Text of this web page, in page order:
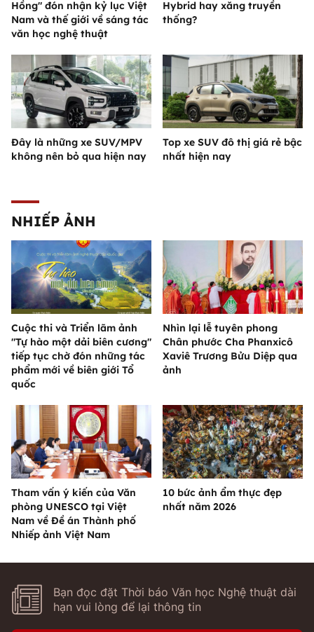
Hồng" đón nhận kỷ lục Việt
Nam và thế giới về sáng tác
văn học nghệ thuật
Hybrid hay xăng truyền
thống?
Đây là những xe SUV/MPV
không nên bỏ qua hiện nay
Top xe SUV đô thị giá rẻ bậc
nhất hiện nay
NHIẾP ẢNH
Cuộc thi và Triển lãm ảnh
"Tự hào một dải biên cương"
tiếp tục chờ đón những tác
phẩm mới về biên giới Tổ
quốc
Nhìn lại lễ tuyên phong
Chân phước Cha Phanxicô
Xaviê Trương Bửu Diệp qua
ảnh
Tham vấn ý kiến của Văn
phòng UNESCO tại Việt
Nam về Đề án Thành phố
Nhiếp ảnh Việt Nam
10 bức ảnh ẩm thực đẹp
nhất năm 2026
Bạn đọc đặt Thời báo Văn học Nghệ thuật dài
hạn vui lòng để lại thông tin